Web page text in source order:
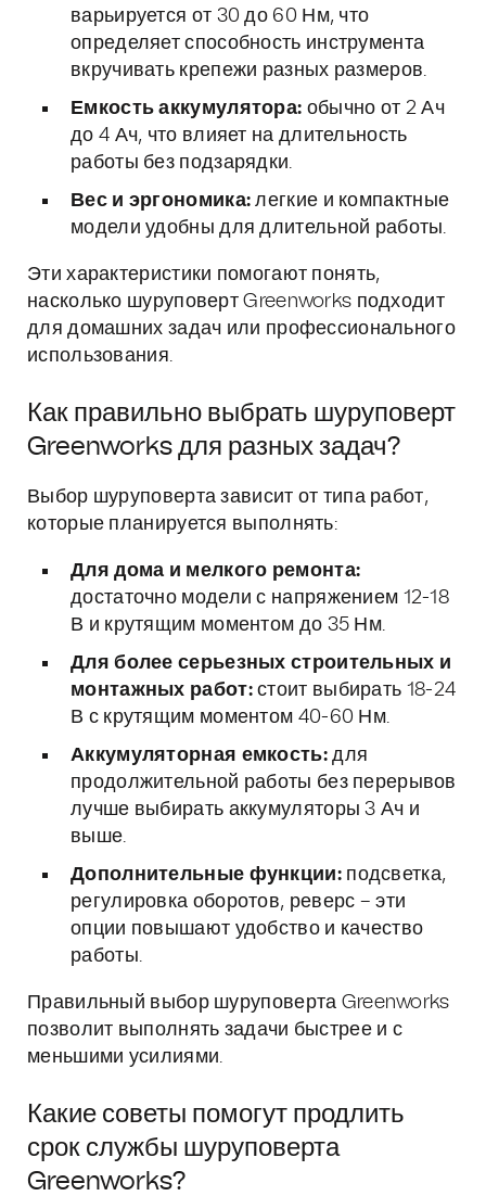
варьируется от 30 до 60 Нм, что
определяет способность инструмента
вкручивать крепежи разных размеров.
Емкость аккумулятора: обычно от 2 Ач
до 4 Ач, что влияет на длительность
работы без подзарядки.
Вес и эргономика: легкие и компактные
модели удобны для длительной работы.
Эти характеристики помогают понять,
насколько шуруповерт Greenworks подходит
для домашних задач или профессионального
использования.
Как правильно выбрать шуруповерт
Greenworks для разных задач?
Выбор шуруповерта зависит от типа работ,
которые планируется выполнять:
Для дома и мелкого ремонта:
достаточно модели с напряжением 12-18
В и крутящим моментом до 35 Нм.
Для более серьезных строительных и
монтажных работ:стоит выбирать 18-24
В с крутящим моментом 40-60 Нм.
Аккумуляторная емкость:для
продолжительной работы без перерывов
лучше выбирать аккумуляторы 3 Ач и
выше.
Дополнительные функции:подсветка,
регулировка оборотов, реверс – эти
опции повышают удобство и качество
работы.
Правильный выбор шуруповерта Greenworks
позволит выполнять задачи быстрее и с
меньшими усилиями.
Какие советы помогут продлить
срок службы шуруповерта
Greenworks?